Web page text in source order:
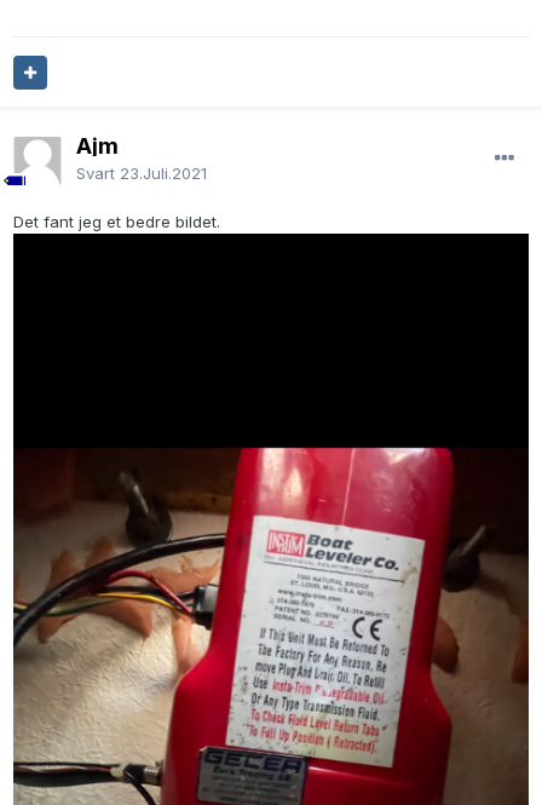
Ajm
Svart 23.Juli.2021
Det fant jeg et bedre bildet.